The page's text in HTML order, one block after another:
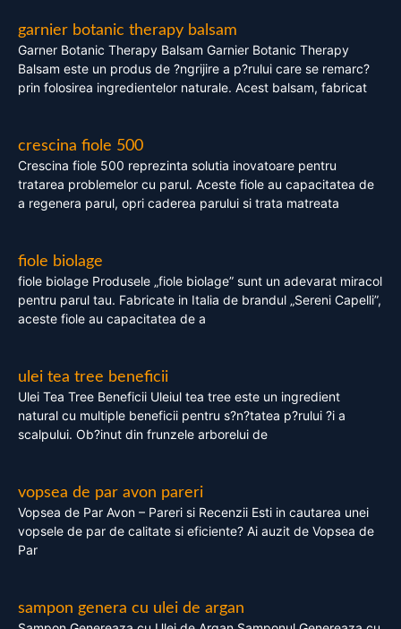
garnier botanic therapy balsam
Garner Botanic Therapy Balsam Garnier Botanic Therapy
Balsam este un produs de ?ngrijire a p?rului care se remarc?
prin folosirea ingredientelor naturale. Acest balsam, fabricat
crescina fiole 500
Crescina fiole 500 reprezinta solutia inovatoare pentru
tratarea problemelor cu parul. Aceste fiole au capacitatea de
a regenera parul, opri caderea parului si trata matreata
fiole biolage
fiole biolage Produsele „fiole biolage” sunt un adevarat miracol
pentru parul tau. Fabricate in Italia de brandul „Sereni Capelli”,
aceste fiole au capacitatea de a
ulei tea tree beneficii
Ulei Tea Tree Beneficii Uleiul tea tree este un ingredient
natural cu multiple beneficii pentru s?n?tatea p?rului ?i a
scalpului. Ob?inut din frunzele arborelui de
vopsea de par avon pareri
Vopsea de Par Avon – Pareri si Recenzii Esti in cautarea unei
vopsele de par de calitate si eficiente? Ai auzit de Vopsea de
Par
sampon genera cu ulei de argan